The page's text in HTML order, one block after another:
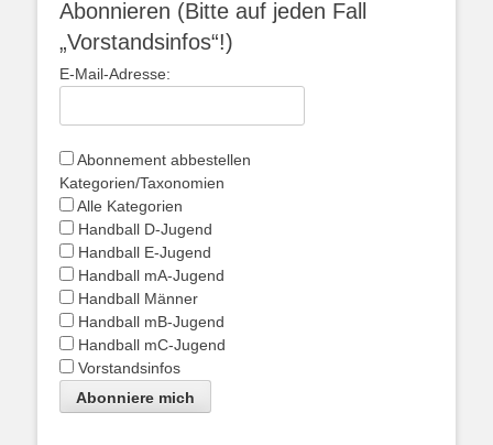
Abonnieren (Bitte auf jeden Fall
„Vorstandsinfos“!)
E-Mail-Adresse:
Abonnement abbestellen
Kategorien/Taxonomien
Alle Kategorien
Handball D-Jugend
Handball E-Jugend
Handball mA-Jugend
Handball Männer
Handball mB-Jugend
Handball mC-Jugend
Vorstandsinfos
Abonniere mich